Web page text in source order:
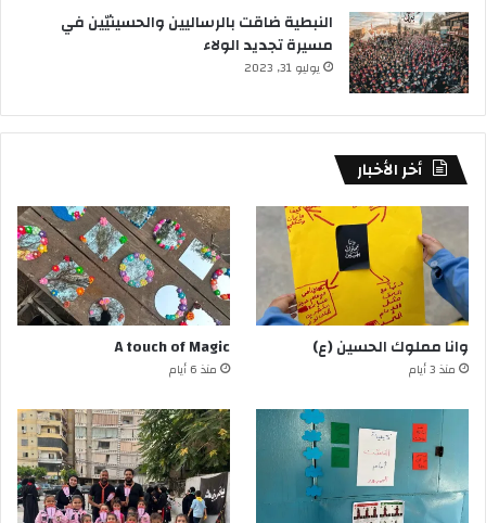
النبطية ضاقت بالرساليين والحسينيّين في
مسيرة تجديد الولاء
يوليو 31, 2023
أخر الأخبار
وانا مملوك الحسين (ع)
منذ 3 أيام
A touch of Magic
منذ 6 أيام